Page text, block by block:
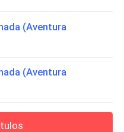
(Aventura
(Aventura